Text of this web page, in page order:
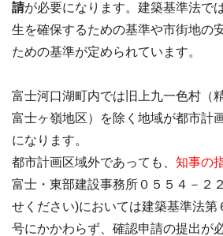
請が必要になります。建築基準法で
生を確保するための基準や市街地の
ための基準が定められています。
富士河口湖町内では旧上九一色村（
富士ヶ嶺地区）を除く地域が都市計
になります。
都市計画区域外であっても、 知事の
富士・東部建設事務所０５５４－２
せください)においては建築基準法第
号にかかわらず、確認申請の提出が